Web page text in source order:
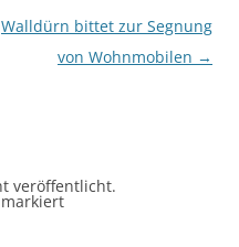
Walldürn bittet zur Segnung
von Wohnmobilen →
veröffentlicht.
markiert